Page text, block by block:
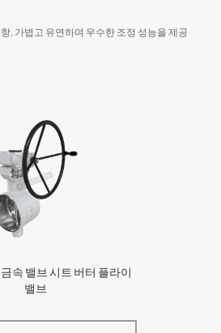
, 가볍고 유연하며 우수한 조정 성능을 제공
속 밸브 시트 버터 플라이
밸브